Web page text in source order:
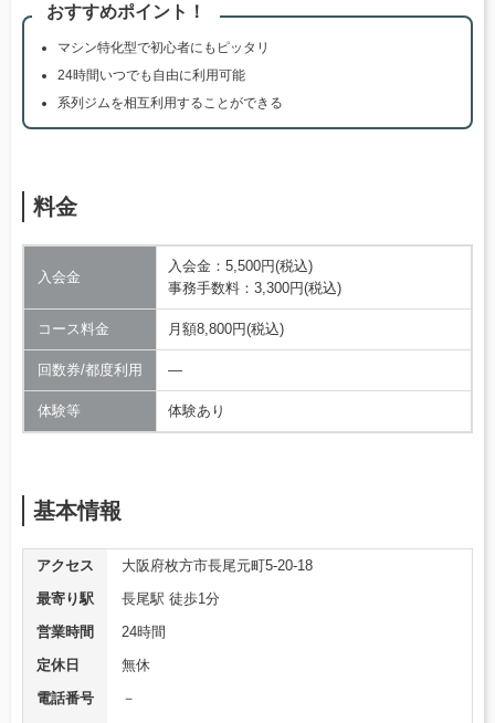
おすすめポイント！
マシン特化型で初心者にもピッタリ
24時間いつでも自由に利用可能
系列ジムを相互利用することができる
料金
入会金
入会金：5,500円(税込)
事務手数料：3,300円(税込)
コース料金 月額8,800円(税込)
回数券/都度利用 ―
体験等 体験あり
基本情報
アクセス
大阪府枚方市長尾元町5-20-18
最寄り駅
長尾駅 徒歩1分
営業時間
24時間
定休日
無休
電話番号
－